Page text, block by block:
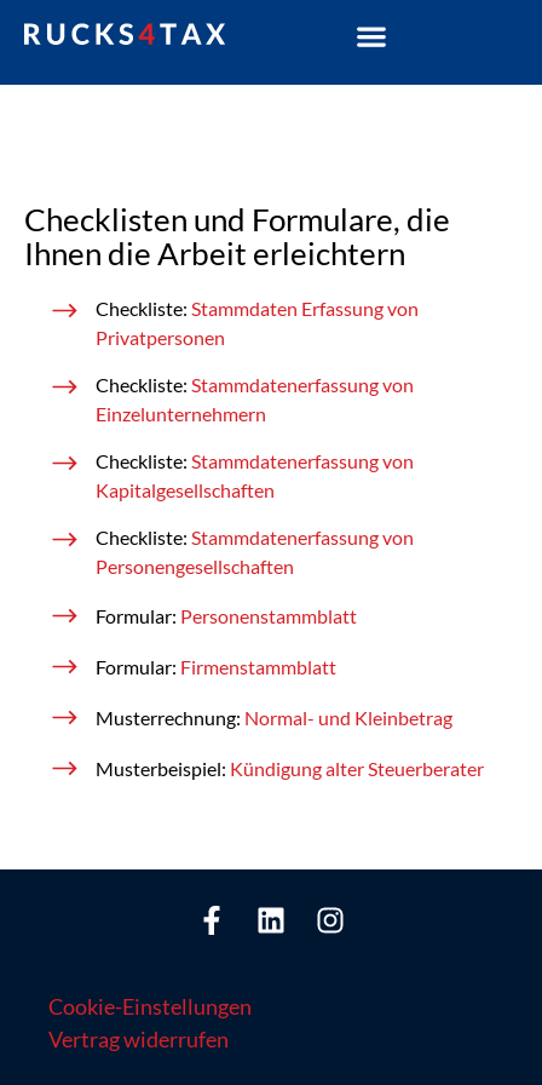
Checklisten und Formulare, die
Ihnen die Arbeit erleichtern
Checkliste: Stammdaten Erfassung von
Privatpersonen
Checkliste: Stammdatenerfassung von
Einzelunternehmern
Checkliste: Stammdatenerfassung von
Kapitalgesellschaften
Checkliste: Stammdatenerfassung von
Personengesellschaften
Formular: Personenstammblatt
Formular: Firmenstammblatt
Musterrechnung: Normal- und Kleinbetrag
Musterbeispiel: Kündigung alter Steuerberater
Cookie-Einstellungen
Vertrag widerrufen